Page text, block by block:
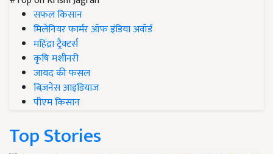
सफल किसान
मिलेनियर फार्मर ऑफ इंडिया अवॉर्ड
महिंद्रा ट्रैक्टर्स
कृषि मशीनरी
जायद की फसल
बिज़नेस आइडियाज
पीएम किसान
Top Stories